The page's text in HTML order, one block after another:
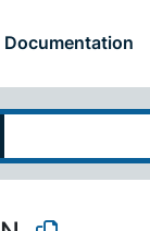
Documentation